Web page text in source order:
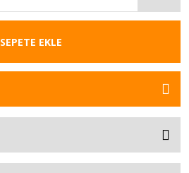
SEPETE EKLE